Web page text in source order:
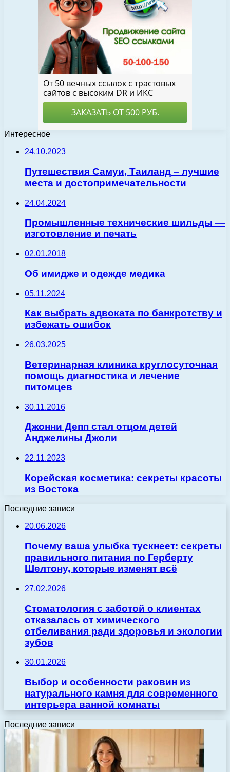
Интересное
24.10.2023
Путешествия Самуи, Таиланд – лучшие
места и достопримечательности
24.04.2024
Промышленные технические шильды —
изготовление и печать
02.01.2018
Об имидже и одежде медика
05.11.2024
Как выбрать адвоката по банкротству и
избежать ошибок
26.03.2025
Ветеринарная клиника круглосуточная
помощь диагностика и лечение
питомцев
30.11.2016
Джонни Депп стал отцом детей
Анджелины Джоли
22.11.2023
Корейская косметика: секреты красоты
из Востока
Последние записи
20.06.2026
Почему ваша улыбка тускнеет: секреты
правильного питания по Герберту
Шелтону, которые изменят всё
27.02.2026
Стоматология с заботой о клиентах
отказалась от химического
отбеливания ради здоровья и экологии
зубов
30.01.2026
Выбор и особенности раковин из
натурального камня для современного
интерьера ванной комнаты
Последние записи